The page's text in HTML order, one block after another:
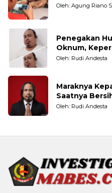
Oleh: Agung Riano
Penegakan
Oknum,
Taruhannya
Oleh: Rudi Andesta
Maraknya
Saatnya
Pemerintahan
Oleh: Rudi Andesta